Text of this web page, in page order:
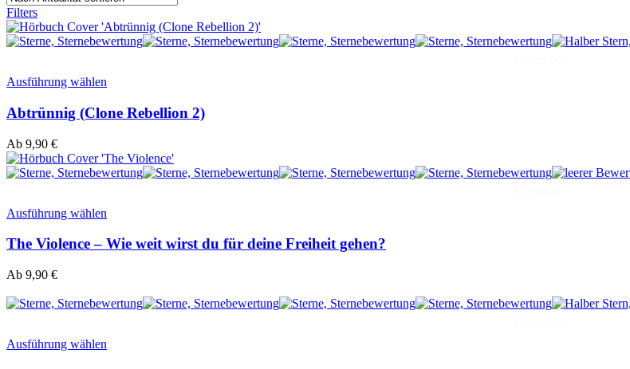
Filters
Ausführung wählen
Abtrünnig (Clone Rebellion 2)
Ab 9,90 €
Ausführung wählen
The Violence – Wie weit wirst du für deine Freiheit gehen?
Ab 9,90 €
Ausführung wählen